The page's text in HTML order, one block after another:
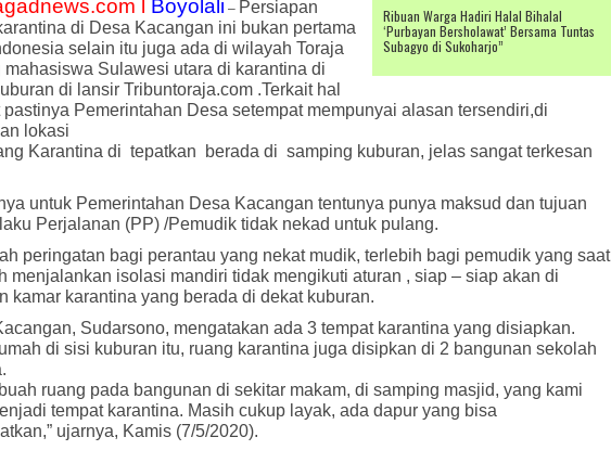
Ribuan Warga Hadiri Halal Bihalal
‘Purbayan Bersholawat’ Bersama Tuntas
Subagyo di Sukoharjo”
l Boyolali – Persiapan
di Desa Kacangan ini bukan pertama
selain itu juga ada di wilayah Toraja
mahasiswa Sulawesi utara di karantina di
di lansir Tribuntoraja.com .Terkait hal
pastinya Pemerintahan Desa setempat mempunyai alasan tersendiri,di
lokasi
Karantina di tepatkan berada di samping kuburan, jelas sangat terkesan
untuk Pemerintahan Desa Kacangan tentunya punya maksud dan tujuan
Perjalanan (PP) /Pemudik tidak nekad untuk pulang.
peringatan bagi perantau yang nekat mudik, terlebih bagi pemudik yang saat
menjalankan isolasi mandiri tidak mengikuti aturan , siap – siap akan di
kamar karantina yang berada di dekat kuburan.
Sudarsono, mengatakan ada 3 tempat karantina yang disiapkan.
di sisi kuburan itu, ruang karantina juga disipkan di 2 bangunan sekolah
ruang pada bangunan di sekitar makam, di samping masjid, yang kami
tempat karantina. Masih cukup layak, ada dapur yang bisa
ujarnya, Kamis (7/5/2020).